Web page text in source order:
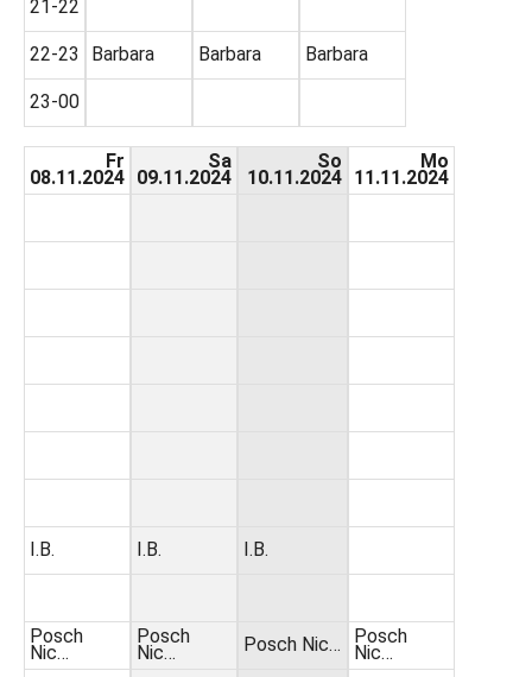
21-22
22-23
23-00
Barbara Barbara Barbara
Fr
08.11.2024
I.B.
Posch
Nic…
Sa
09.11.2024
I.B.
Posch
Nic…
So
10.11.2024
I.B.
Posch Nic…
Mo
11.11.2024
Posch
Nic…